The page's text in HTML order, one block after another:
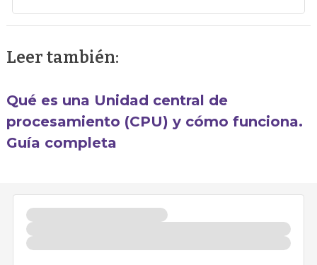
Leer también:
Qué es una Unidad central de
procesamiento (CPU) y cómo funciona.
Guía completa